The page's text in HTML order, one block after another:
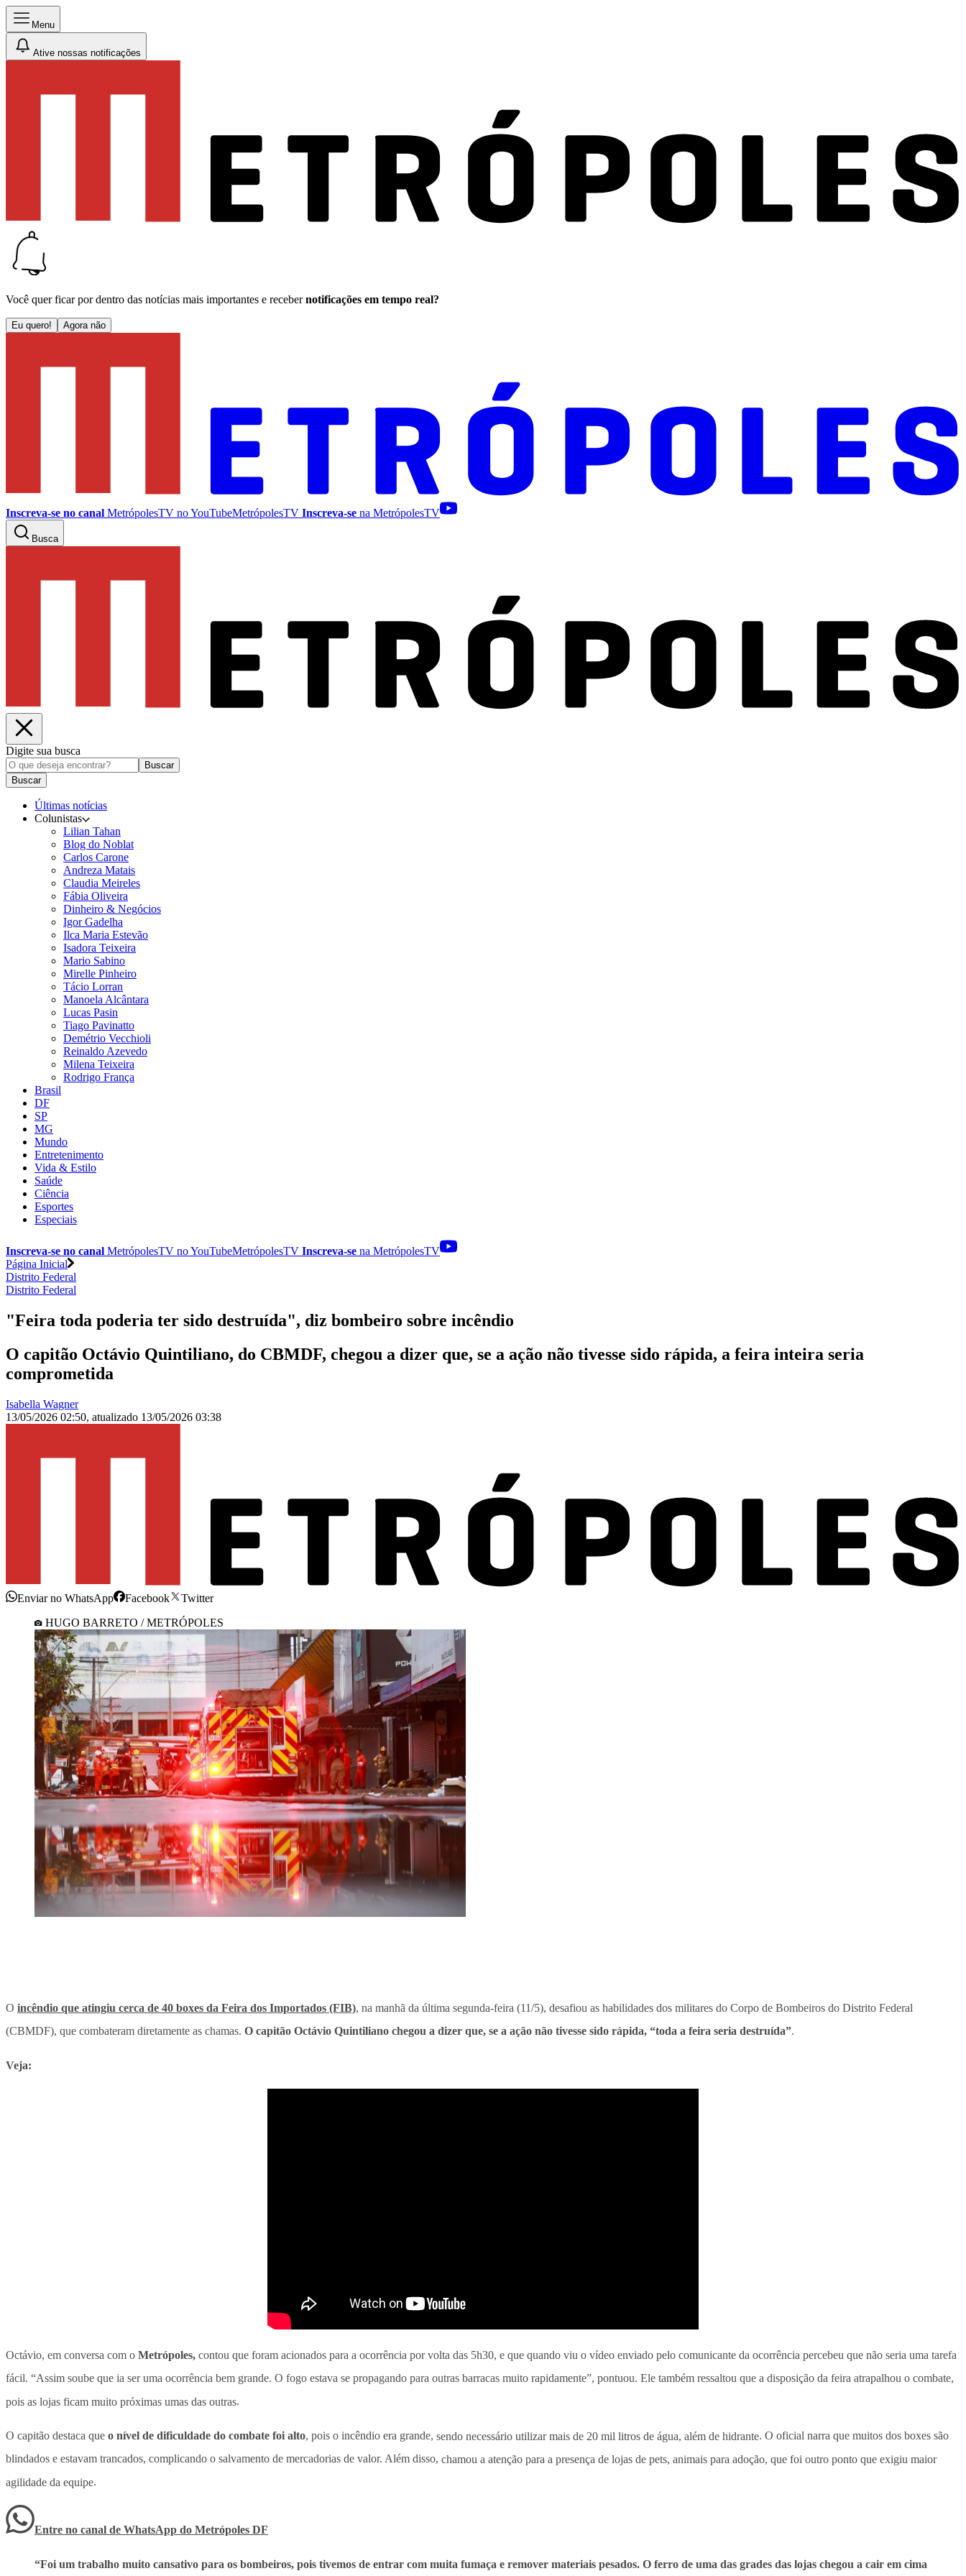
Menu
Ative nossas notificações
Você quer ficar por dentro das notícias mais importantes e receber notificações em tempo real?
Eu quero! Agora não
Inscreva-se no canal MetrópolesTV noYouTubeMetrópolesTV Inscreva-se na MetrópolesTV
Busca
Digite sua busca
Buscar
Buscar
Últimas notícias
Colunistas
Lilian Tahan
Blog do Noblat
Carlos Carone
Andreza Matais
Claudia Meireles
Fábia Oliveira
Dinheiro & Negócios
Igor Gadelha
Ilca Maria Estevão
Isadora Teixeira
Mario Sabino
Mirelle Pinheiro
Tácio Lorran
Manoela Alcântara
Lucas Pasin
Tiago Pavinatto
Demétrio Vecchioli
Reinaldo Azevedo
Milena Teixeira
Rodrigo França
Brasil
DF
SP
MG
Mundo
Entretenimento
Vida & Estilo
Saúde
Ciência
Esportes
Especiais
Inscreva-se no canal MetrópolesTV noYouTubeMetrópolesTV Inscreva-se na MetrópolesTV
Página Inicial
Distrito Federal
Distrito Federal
"Feira toda poderia ter sido destruída", diz bombeiro sobre incêndio
O capitão Octávio Quintiliano, do CBMDF, chegou a dizer que, se a ação não tivesse sido rápida, a feira inteira seria
comprometida
Isabella Wagner
13/05/2026 02:50, atualizado 13/05/2026 03:38
Enviar no WhatsApp Facebook
Twitter
HUGO BARRETO / METRÓPOLES
O incêndio que atingiu cerca de 40 boxes da Feira dos Importados (FIB), na manhã da última segunda-feira (11/5), desafiou as habilidades dos militares do Corpo de Bombeiros do Distrito Federal
(CBMDF), que combateram diretamente as chamas. O capitão Octávio Quintiliano chegou a dizer que, se a ação não tivesse sido rápida, “toda a feira seria destruída”.
Veja:
Octávio, em conversa com o Metrópoles, contou que foram acionados para a ocorrência por volta das 5h30, e que quando viu o vídeo enviado pelo comunicante da ocorrência percebeu que não seria uma tarefa
fácil. “Assim soube que ia ser uma ocorrência bem grande. O fogo estava se propagando para outras barracas muito rapidamente”, pontuou. Ele também ressaltou que a disposição da feira atrapalhou o combate,
pois as lojas ficam muito próximas umas das outras.
O capitão destaca que o nível de dificuldade do combate foi alto, pois o incêndio era grande, sendo necessário utilizar mais de 20 mil litros de água, além de hidrante. O oficial narra que muitos dos boxes são
blindados e estavam trancados, complicando o salvamento de mercadorias de valor. Além disso, chamou a atenção para a presença de lojas de pets, animais para adoção, que foi outro ponto que exigiu maior
agilidade da equipe.
Entre no canal de WhatsApp do Metrópoles DF
“Foi um trabalho muito cansativo para os bombeiros, pois tivemos de entrar com muita fumaça e remover materiais pesados. O ferro de uma das grades das lojas chegou a cair em cima